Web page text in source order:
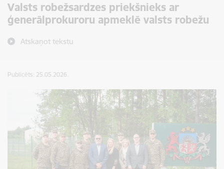
Valsts robežsardzes priekšnieks ar
ģenerālprokuroru apmeklē valsts robežu
Atskaņot tekstu
Publicēts: 25.05.2026.